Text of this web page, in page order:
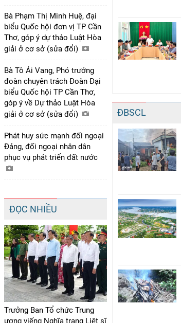
Bà Phạm Thị Minh Huệ, đại
biểu Quốc hội đơn vị TP Cần
Thơ, góp ý dự thảo Luật Hòa
giải ở cơ sở (sửa đổi)
Bà Tô Ái Vang, Phó trưởng
đoàn chuyên trách Đoàn Đại
biểu Quốc hội TP Cần Thơ,
góp ý về Dự thảo Luật Hòa
giải ở cơ sở (sửa đổi)
Phát huy sức mạnh đối ngoại
Đảng, đối ngoại nhân dân
phục vụ phát triển đất nước
ĐỌC NHIỀU
Trưởng Ban Tổ chức Trung
ương viếng Nghĩa trang Liệt sĩ
ĐBSCL